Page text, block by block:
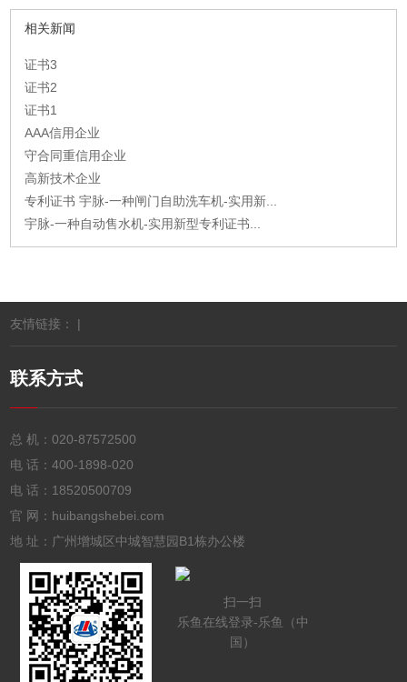
相关新闻
证书3
证书2
证书1
AAA信用企业
守合同重信用企业
高新技术企业
专利证书 宇脉-一种闸门自助洗车机-实用新...
宇脉-一种自动售水机-实用新型专利证书...
友情链接： |
联系方式
总 机：020-87572500
电 话：400-1898-020
电 话： 18520500709
官 网：huibangshebei.com
地 址：广州增城区中城智慧园B1栋办公楼
扫一扫
乐鱼在线登录-乐鱼（中
国）